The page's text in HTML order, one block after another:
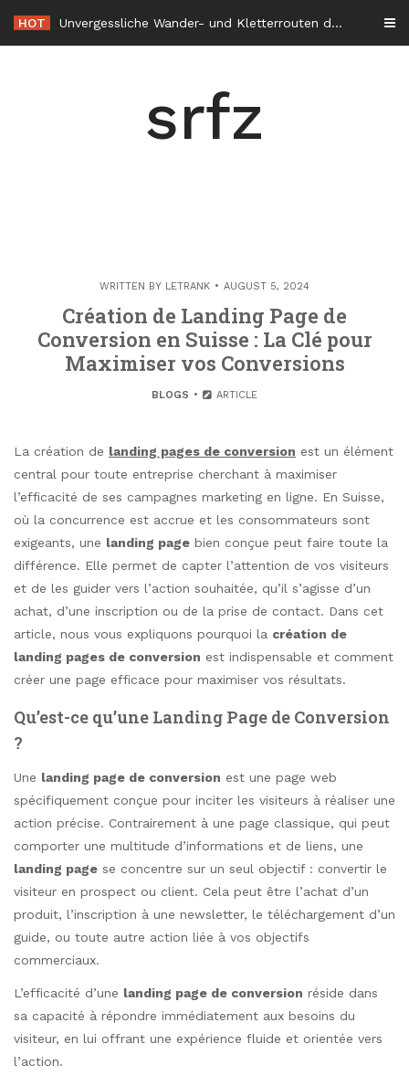
content
HOT Unvergessliche Wander- und Kletterrouten durch die Alpenregion
srfz
WRITTEN BY LETRANK AUGUST 5, 2024
Création de Landing Page de
Conversion en Suisse : La Clé pour
Maximiser vos Conversions
BLOGS ARTICLE
La création de landing pages de conversion est un élément
central pour toute entreprise cherchant à maximiser
l’efficacité de ses campagnes marketing en ligne. En Suisse,
où la concurrence est accrue et les consommateurs sont
exigeants, une landing page bien conçue peut faire toute la
différence. Elle permet de capter l’attention de vos visiteurs
et de les guider vers l’action souhaitée, qu’il s’agisse d’un
achat, d’une inscription ou de la prise de contact. Dans cet
article, nous vous expliquons pourquoi la création de
landing pages de conversion est indispensable et comment
créer une page efficace pour maximiser vos résultats.
Qu’est-ce qu’une Landing Page de Conversion
?
Une landing page de conversion est une page web
spécifiquement conçue pour inciter les visiteurs à réaliser une
action précise. Contrairement à une page classique, qui peut
comporter une multitude d’informations et de liens, une
landing page se concentre sur un seul objectif : convertir le
visiteur en prospect ou client. Cela peut être l’achat d’un
produit, l’inscription à une newsletter, le téléchargement d’un
guide, ou toute autre action liée à vos objectifs
commerciaux.
L’efficacité d’une landing page de conversion réside dans
sa capacité à répondre immédiatement aux besoins du
visiteur, en lui offrant une expérience fluide et orientée vers
l’action.